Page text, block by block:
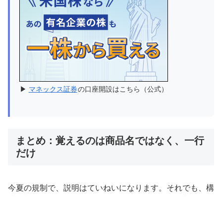
▶ マネックス証券の口座開設はこちら（公式）
まとめ：覚えるのは商品名ではなく、一行
だけ
今夏の規制で、説明はていねいになります。それでも、構